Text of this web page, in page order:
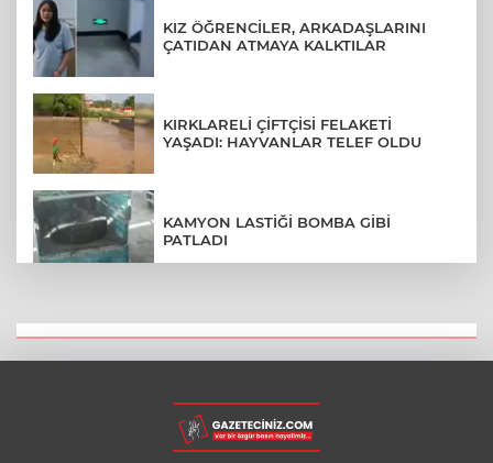
KIZ ÖĞRENCİLER, ARKADAŞLARINI
ÇATIDAN ATMAYA KALKTILAR
KIRKLARELİ ÇİFTÇİSİ FELAKETİ
YAŞADI: HAYVANLAR TELEF OLDU
KAMYON LASTİĞİ BOMBA GİBİ
PATLADI
CAN POLAT'IN KIZI CENAZEDE SİNİR
KRİZİ GEÇİRDİ
BÖLÜM BAŞKANI "DİPLOMANIZI
VERMİYORUM" DEDİ SALON KARIŞTI